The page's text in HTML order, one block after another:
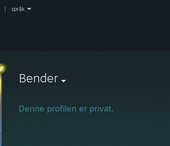
språk
Bender
Denne profilen er privat.